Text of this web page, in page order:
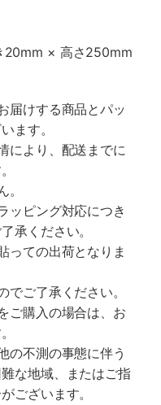
20mm × 高さ250mm
届けする商品とパッ
ます。
により、配送までに
ッピング対応につき
承ください。
っての出荷となりま
ご了承ください。
ご購入の場合は、お
の不測の事態に伴う
な地域、またはご指
ございます。